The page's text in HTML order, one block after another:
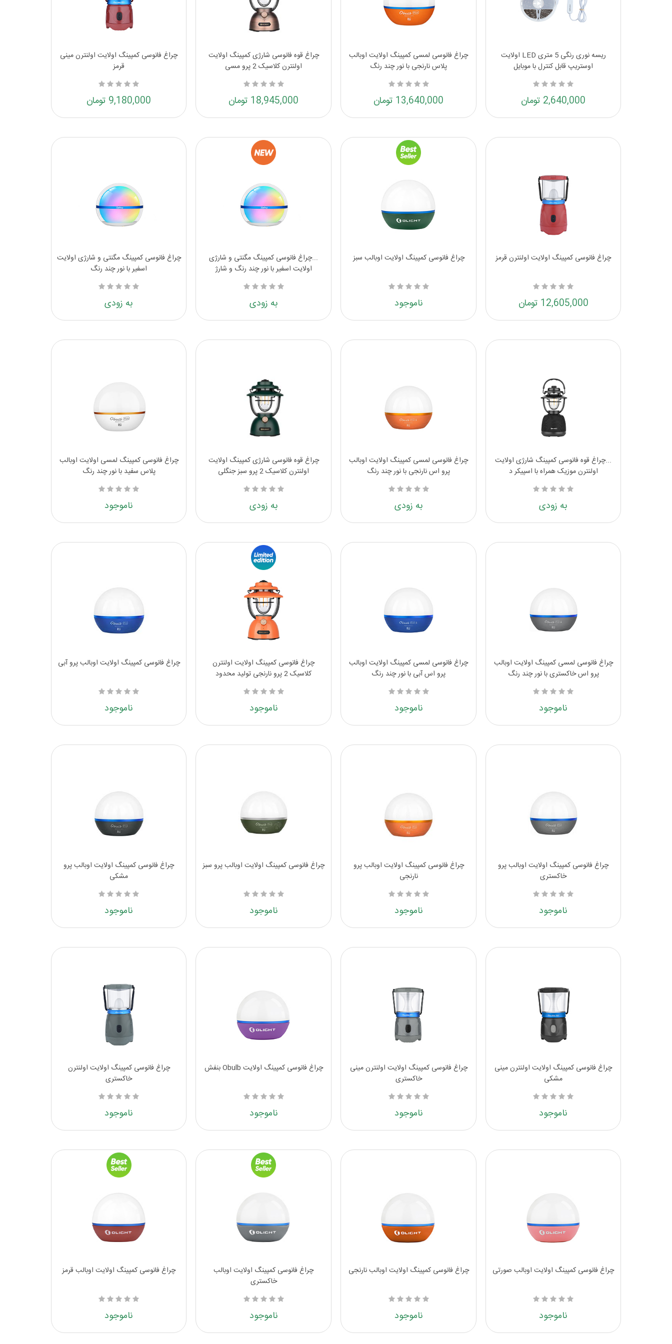
ریسه نوری رنگی 5 متری LED اولایت
اوستریپ قابل کنترل با موبایل
2,640,000 تومان
چراغ فانوسی لمسی کمپینگ اولایت اوبالب
پلاس نارنجی با نور چند رنگ
13,640,000 تومان
چراغ قوه فانوسی شارژی کمپینگ اولایت
اولنترن کلاسیک 2 پرو مسی
18,945,000 تومان
چراغ فانوسی کمپینگ اولایت اولنترن مینی
قرمز
9,180,000 تومان
چراغ فانوسی کمپینگ اولایت اولنترن قرمز
12,605,000 تومان
چراغ فانوسی کمپینگ اولایت اوبالب سبز
ناموجود
...چراغ فانوسی کمپینگ مگنتی و شارژی
اولایت اسفیر با نور چند رنگ و شارژ
به زودی
چراغ فانوسی کمپینگ مگنتی و شارژی اولایت
اسفیر با نور چند رنگ
به زودی
...چراغ قوه فانوسی کمپینگ شارژی اولایت
اولنترن موزیک همراه با اسپیکر د
به زودی
چراغ فانوسی لمسی کمپینگ اولایت اوبالب
پرو اس نارنجی با نور چند رنگ
به زودی
چراغ قوه فانوسی شارژی کمپینگ اولایت
اولنترن کلاسیک 2 پرو سبز جنگلی
به زودی
چراغ فانوسی کمپینگ لمسی اولایت اوبالب
پلاس سفید با نور چند رنگ
ناموجود
چراغ فانوسی لمسی کمپینگ اولایت اوبالب
پرو اس خاکستری با نور چند رنگ
ناموجود
چراغ فانوسی لمسی کمپینگ اولایت اوبالب
پرو اس آبی با نور چند رنگ
ناموجود
چراغ فانوسی کمپینگ اولایت اولنترن
کلاسیک 2 پرو نارنجی تولید محدود
ناموجود
چراغ فانوسی کمپینگ اولایت اوبالب پرو آبی
ناموجود
چراغ فانوسی کمپینگ اولایت اوبالب پرو
خاکستری
ناموجود
چراغ فانوسی کمپینگ اولایت اوبالب پرو
نارنجی
ناموجود
چراغ فانوسی کمپینگ اولایت اوبالب پرو سبز
ناموجود
چراغ فانوسی کمپینگ اولایت اوبالب پرو
مشکی
ناموجود
چراغ فانوسی کمپینگ اولایت اولنترن مینی
مشکی
ناموجود
چراغ فانوسی کمپینگ اولایت اولنترن مینی
خاکستری
ناموجود
چراغ فانوسی کمپینگ اولایت Obulb بنفش
ناموجود
چراغ فانوسی کمپینگ اولایت اولنترن
خاکستری
ناموجود
چراغ فانوسی کمپینگ اولایت اوبالب صورتی
ناموجود
چراغ فانوسی کمپینگ اولایت اوبالب نارنجی
ناموجود
چراغ فانوسی کمپینگ اولایت اوبالب
خاکستری
ناموجود
چراغ فانوسی کمپینگ اولایت اوبالب قرمز
ناموجود